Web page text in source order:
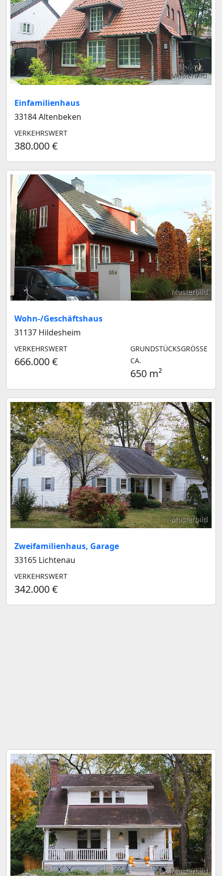
Musterbild
Einfamilienhaus
33184 Altenbeken
VERKEHRSWERT
380.000 €
Musterbild
Wohn-/Geschäftshaus
31137 Hildesheim
VERKEHRSWERT
666.000 €
GRUNDSTÜCKSGRÖSSE C
A.
650 m²
Musterbild
Zweifamilienhaus, Garage
33165 Lichtenau
VERKEHRSWERT
342.000 €
Musterbild